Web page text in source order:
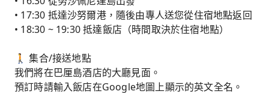
• 17:30 抵達沙努爾港，隨後由專人送您從住宿地點返回
• 18:30 ~ 19:30 抵達飯店（時間取決於住宿地點）
🚶 集合/接送地點
我們將在巴厘島酒店的大廳見面。
預訂時請輸入飯店在Google地圖上顯示的英文全名。